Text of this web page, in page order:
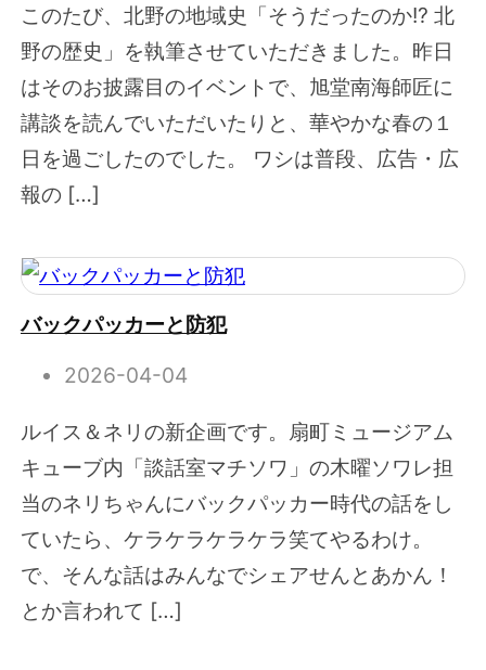
このたび、北野の地域史「そうだったのか!? 北
野の歴史」を執筆させていただきました。昨日
はそのお披露目のイベントで、旭堂南海師匠に
講談を読んでいただいたりと、華やかな春の１
日を過ごしたのでした。 ワシは普段、広告・広
報の […]
バックパッカーと防犯
2026-04-04
ルイス＆ネリの新企画です。扇町ミュージアム
キューブ内「談話室マチソワ」の木曜ソワレ担
当のネリちゃんにバックパッカー時代の話をし
ていたら、ケラケラケラケラ笑てやるわけ。
で、そんな話はみんなでシェアせんとあかん！
とか言われて […]